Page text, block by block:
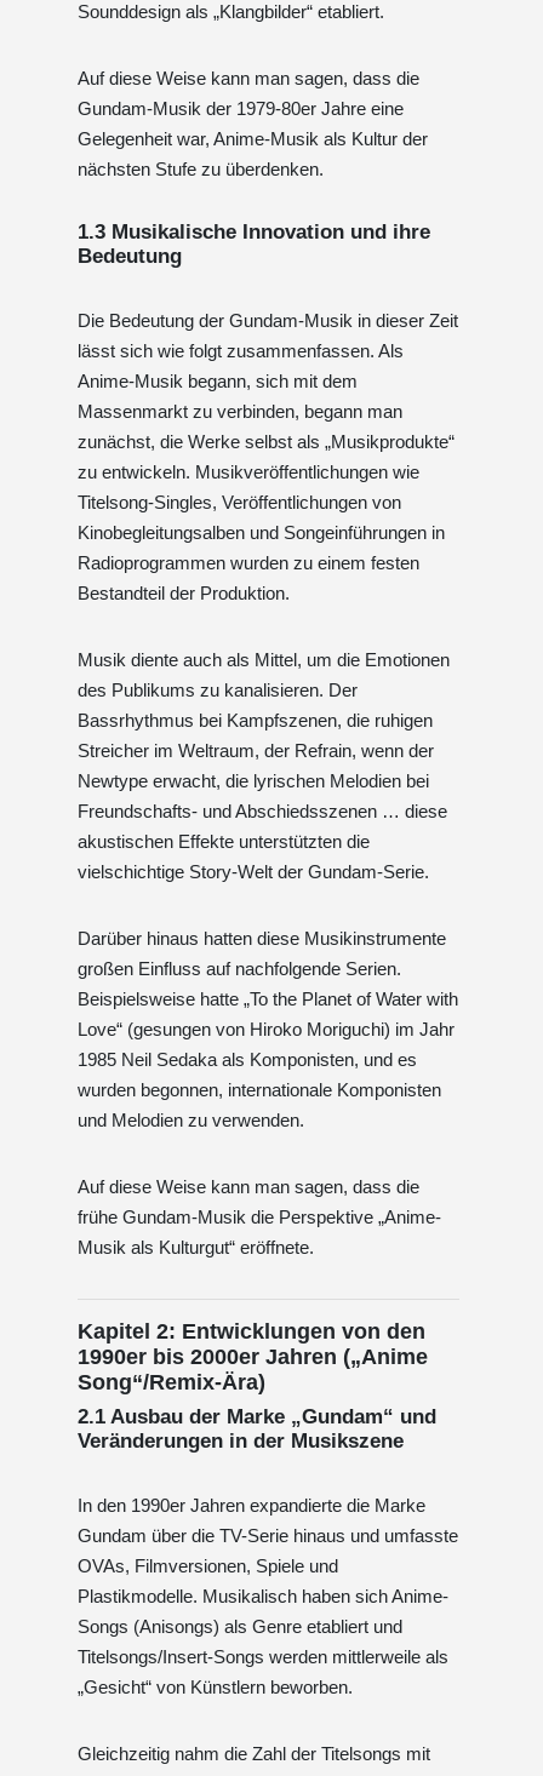
Sounddesign als „Klangbilder“ etabliert.
Auf diese Weise kann man sagen, dass die
Gundam-Musik der 1979-80er Jahre eine
Gelegenheit war, Anime-Musik als Kultur der
nächsten Stufe zu überdenken.
1.3 Musikalische Innovation und ihre
Bedeutung
Die Bedeutung der Gundam-Musik in dieser Zeit
lässt sich wie folgt zusammenfassen. Als
Anime-Musik begann, sich mit dem
Massenmarkt zu verbinden, begann man
zunächst, die Werke selbst als „Musikprodukte“
zu entwickeln. Musikveröffentlichungen wie
Titelsong-Singles, Veröffentlichungen von
Kinobegleitungsalben und Songeinführungen in
Radioprogrammen wurden zu einem festen
Bestandteil der Produktion.
Musik diente auch als Mittel, um die Emotionen
des Publikums zu kanalisieren. Der
Bassrhythmus bei Kampfszenen, die ruhigen
Streicher im Weltraum, der Refrain, wenn der
Newtype erwacht, die lyrischen Melodien bei
Freundschafts- und Abschiedsszenen … diese
akustischen Effekte unterstützten die
vielschichtige Story-Welt der Gundam-Serie.
Darüber hinaus hatten diese Musikinstrumente
großen Einfluss auf nachfolgende Serien.
Beispielsweise hatte „To the Planet of Water with
Love“ (gesungen von Hiroko Moriguchi) im Jahr
1985 Neil Sedaka als Komponisten, und es
wurden begonnen, internationale Komponisten
und Melodien zu verwenden.
Auf diese Weise kann man sagen, dass die
frühe Gundam-Musik die Perspektive „Anime-
Musik als Kulturgut“ eröffnete.
Kapitel 2: Entwicklungen von den
1990er bis 2000er Jahren („Anime
Song“/Remix-Ära)
2.1 Ausbau der Marke „Gundam“ und
Veränderungen in der Musikszene
In den 1990er Jahren expandierte die Marke
Gundam über die TV-Serie hinaus und umfasste
OVAs, Filmversionen, Spiele und
Plastikmodelle. Musikalisch haben sich Anime-
Songs (Anisongs) als Genre etabliert und
Titelsongs/Insert-Songs werden mittlerweile als
„Gesicht“ von Künstlern beworben.
Gleichzeitig nahm die Zahl der Titelsongs mit